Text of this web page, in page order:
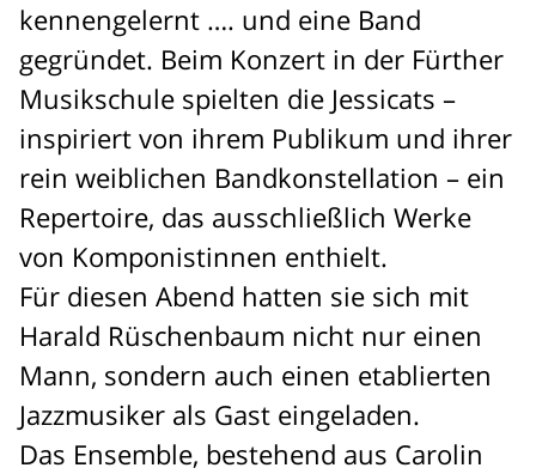
kennengelernt …. und eine Band
gegründet. Beim Konzert in der Fürther
Musikschule spielten die Jessicats –
inspiriert von ihrem Publikum und ihrer
rein weiblichen Bandkonstellation – ein
Repertoire, das ausschließlich Werke
von Komponistinnen enthielt.
Für diesen Abend hatten sie sich mit
Harald Rüschenbaum nicht nur einen
Mann, sondern auch einen etablierten
Jazzmusiker als Gast eingeladen.
Das Ensemble, bestehend aus Carolin